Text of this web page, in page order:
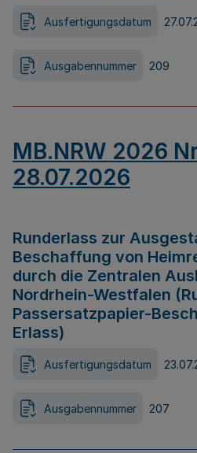
Ausfertigungsdatum
Ausgabennummer 209
MB.NRW 2026
28.07.2026
Runderlass zur
Beschaffung von
durch die Zentralen
Nordrhein-Westfalen
Passersatzpapier-
Erlass)
Ausfertigungsdatum
Ausgabennummer 207